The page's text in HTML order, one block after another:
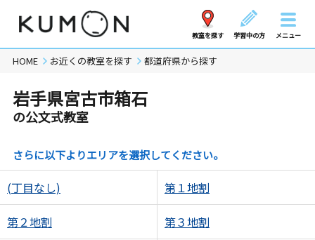
教室を探す 学習中の方 メニュー
HOME お近くの教室を探す 都道府県から探す
岩手県宮古市箱石
の公文式教室
さらに以下よりエリアを選択してください。
(丁目なし) 第１地割
第２地割 第３地割